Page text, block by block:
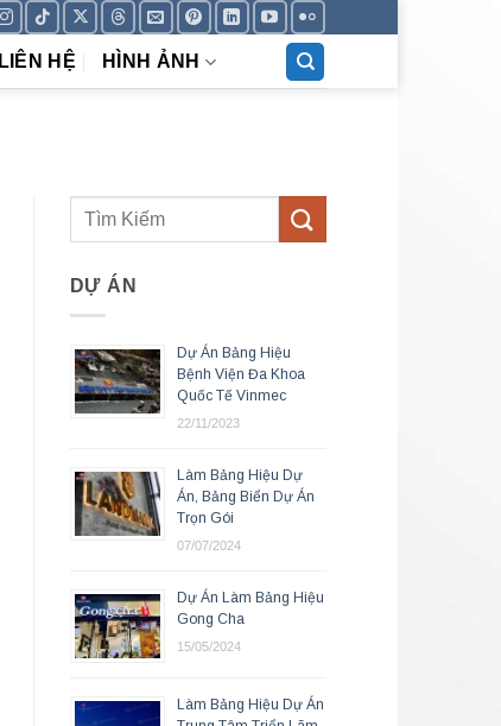
LIÊN HỆ HÌNH ẢNH
DỰ ÁN
Dự Án Bảng Hiệu
Bệnh Viện Đa Khoa
Quốc Tế Vinmec
22/11/2023
Làm Bảng Hiệu Dự
Án, Bảng Biển Dự Án
Trọn Gói
07/07/2024
Dự Án Làm Bảng Hiệu
Gong Cha
15/05/2024
Làm Bảng Hiệu Dự Án